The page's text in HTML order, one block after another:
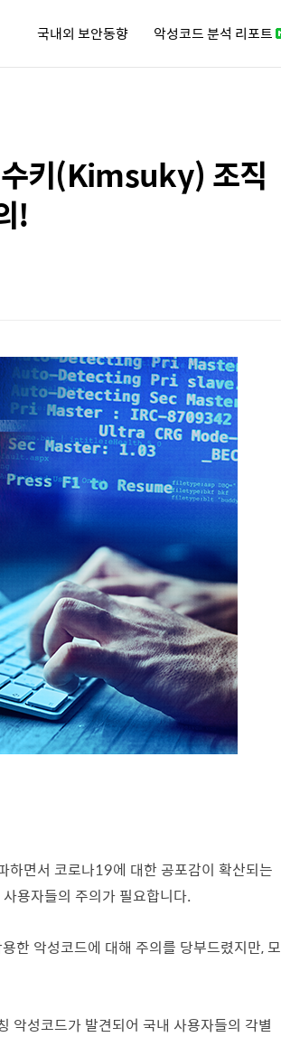
국내외 보안동향 악성코드 분석 리포트
키(Kimsuky) 조직
!
면서 코로나19에 대한 공포감이 확산되는
용자들의 주의가 필요합니다.
한 악성코드에 대해 주의를 당부드렸지만, 모
악성코드가 발견되어 국내 사용자들의 각별